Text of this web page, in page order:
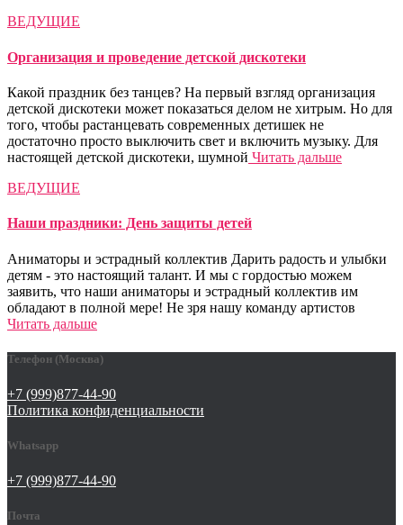
ВЕДУЩИЕ
Организация и проведение детской дискотеки
Какой праздник без танцев? На первый взгляд организация
детской дискотеки может показаться делом не хитрым. Но для
того, чтобы растанцевать современных детишек не
достаточно просто выключить свет и включить музыку. Для
настоящей детской дискотеки, шумной Читать дальше
ВЕДУЩИЕ
Наши праздники: День защиты детей
Аниматоры и эстрадный коллектив Дарить радость и улыбки
детям - это настоящий талант. И мы с гордостью можем
заявить, что наши аниматоры и эстрадный коллектив им
обладают в полной мере! Не зря нашу команду артистов
Читать дальше
Телефон (Москва)
+7 (999)877-44-90
Политика конфиденциальности
Whatsapp
+7 (999)877-44-90
Почта